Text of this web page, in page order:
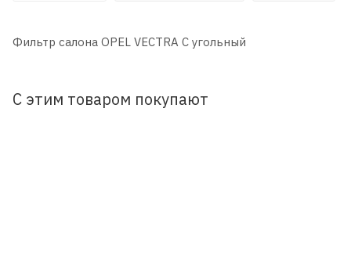
Фильтр салона OPEL VECTRA C угольный
С этим товаром покупают